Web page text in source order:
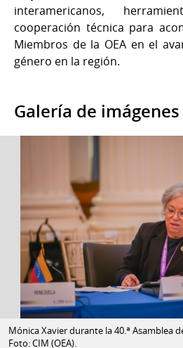
interamericanos,
cooperación técnica para
Miembros de la OEA en el
género en la región.
Galería de imágenes
Mónica Xavier durante la 40.ª Asamblea
Foto: CIM (OEA).